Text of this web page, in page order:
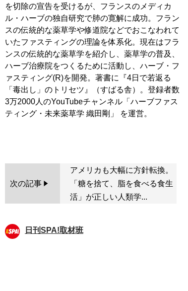
を切除の宣告を受けるが、フランスのメディカ
ル・ハーブの独自研究で肺の寛解に成功。フラン
スの伝統的な薬草学や修道院などでおこなわれて
いたファスティングの理論を体系化。現在はフラ
ンスの伝統的な薬草学を紹介し、薬草学の普及、
ハーブ治療院をつくるために活動し、ハーブ・フ
ァスティング(R)を開発。著書に『4日で若返る
「毒出し」のトリセツ』（すばる舎）。登録者数
3万2000人のYouTubeチャンネル「ハーブファス
ティング・未来薬草学 織田剛」 を運営。
次の記事
アメリカも大幅に方針転換。
「糖を捨て、脂を食べる食生
活」が正しい人類学...
日刊SPA!取材班